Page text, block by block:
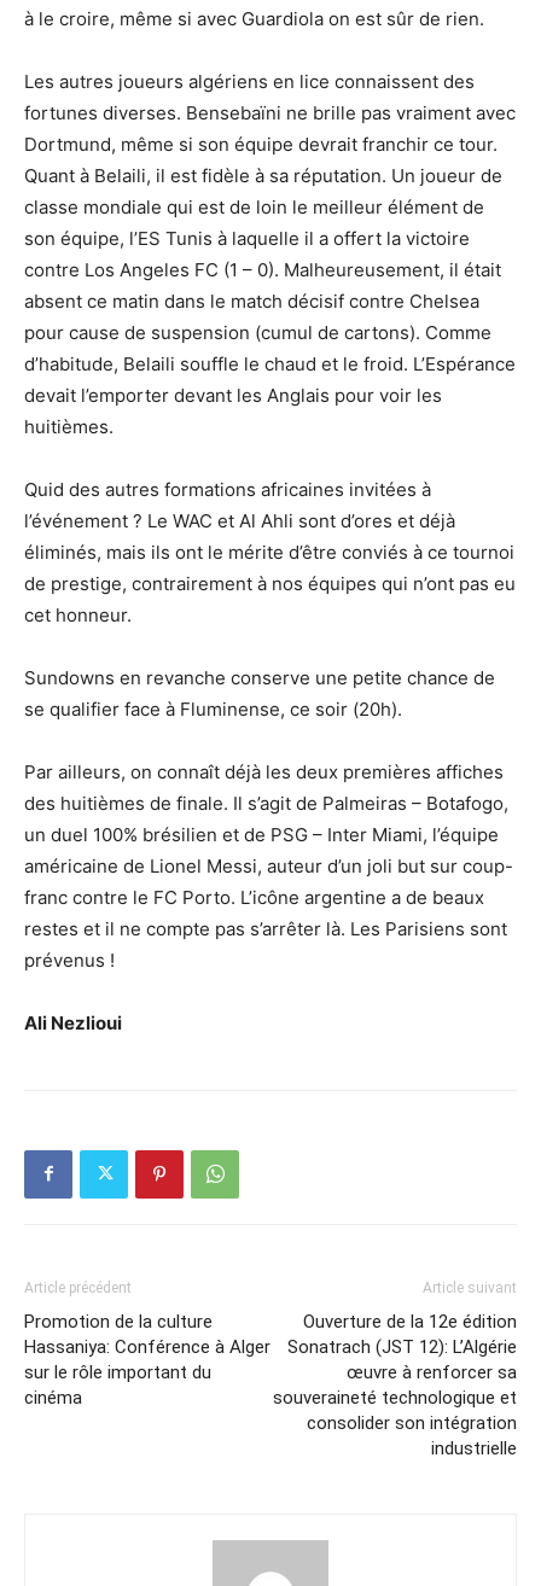
à le croire, même si avec Guardiola on est sûr de rien.
Les autres joueurs algériens en lice connaissent des
fortunes diverses. Bensebaïni ne brille pas vraiment avec
Dortmund, même si son équipe devrait franchir ce tour.
Quant à Belaili, il est fidèle à sa réputation. Un joueur de
classe mondiale qui est de loin le meilleur élément de
son équipe, l’ES Tunis à laquelle il a offert la victoire
contre Los Angeles FC (1 – 0). Malheureusement, il était
absent ce matin dans le match décisif contre Chelsea
pour cause de suspension (cumul de cartons). Comme
d’habitude, Belaili souffle le chaud et le froid. L’Espérance
devait l’emporter devant les Anglais pour voir les
huitièmes.
Quid des autres formations africaines invitées à
l’événement ? Le WAC et Al Ahli sont d’ores et déjà
éliminés, mais ils ont le mérite d’être conviés à ce tournoi
de prestige, contrairement à nos équipes qui n’ont pas eu
cet honneur.
Sundowns en revanche conserve une petite chance de
se qualifier face à Fluminense, ce soir (20h).
Par ailleurs, on connaît déjà les deux premières affiches
des huitièmes de finale. Il s’agit de Palmeiras – Botafogo,
un duel 100% brésilien et de PSG – Inter Miami, l’équipe
américaine de Lionel Messi, auteur d’un joli but sur coup-
franc contre le FC Porto. L’icône argentine a de beaux
restes et il ne compte pas s’arrêter là. Les Parisiens sont
prévenus !
Ali Nezlioui
Article précédent
Promotion de la culture
Hassaniya: Conférence à Alger
sur le rôle important du
cinéma
Article suivant
Ouverture de la 12e édition
Sonatrach (JST 12): L’Algérie
œuvre à renforcer sa
souveraineté technologique et
consolider son intégration
industrielle